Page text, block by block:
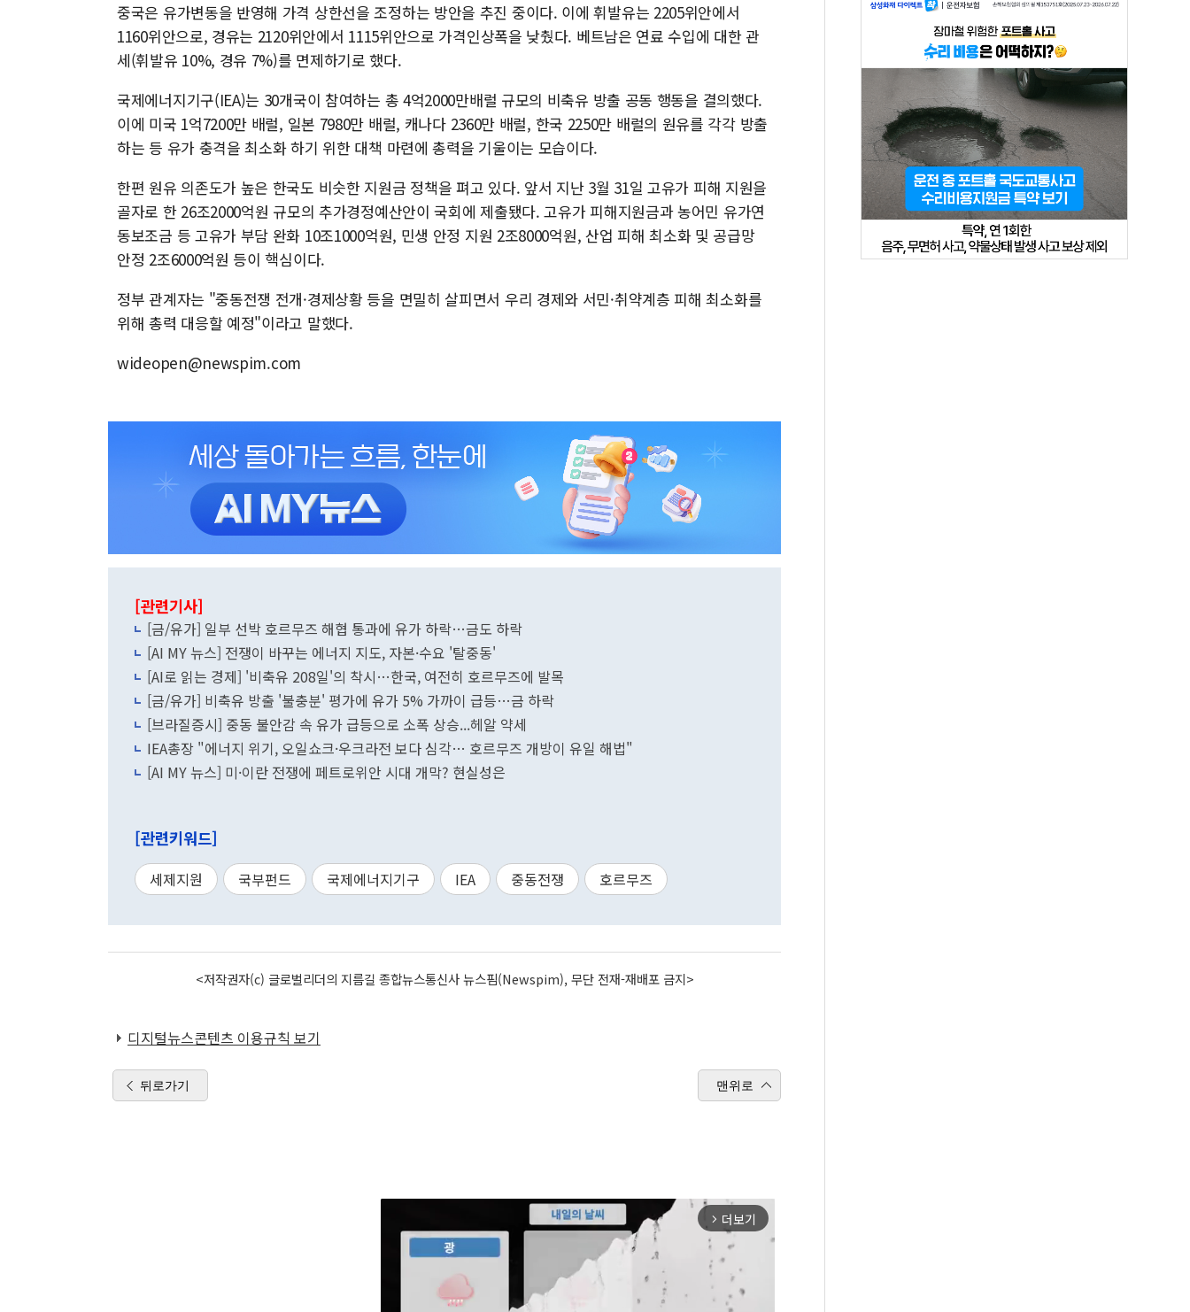
중국은 유가변동을 반영해 가격 상한선을 조정하는 방안을 추진 중이다. 이에 휘발유는 2205위안에서
1160위안으로, 경유는 2120위안에서 1115위안으로 가격인상폭을 낮췄다. 베트남은 연료 수입에 대한 관
세(휘발유 10%, 경유 7%)를 면제하기로 했다.
국제에너지기구(IEA)는 30개국이 참여하는 총 4억2000만배럴 규모의 비축유 방출 공동 행동을 결의했다.
이에 미국 1억7200만 배럴, 일본 7980만 배럴, 캐나다 2360만 배럴, 한국 2250만 배럴의 원유를 각각 방출
하는 등 유가 충격을 최소화 하기 위한 대책 마련에 총력을 기울이는 모습이다.
한편 원유 의존도가 높은 한국도 비슷한 지원금 정책을 펴고 있다. 앞서 지난 3월 31일 고유가 피해 지원을
골자로 한 26조2000억원 규모의 추가경정예산안이 국회에 제출됐다. 고유가 피해지원금과 농어민 유가연
동보조금 등 고유가 부담 완화 10조1000억원, 민생 안정 지원 2조8000억원, 산업 피해 최소화 및 공급망
안정 2조6000억원 등이 핵심이다.
정부 관계자는 "중동전쟁 전개·경제상황 등을 면밀히 살피면서 우리 경제와 서민·취약계층 피해 최소화를
위해 총력 대응할 예정"이라고 말했다.
wideopen@newspim.com
[관련기사]
[금/유가] 일부 선박 호르무즈 해협 통과에 유가 하락…금도 하락
[AI MY 뉴스] 전쟁이 바꾸는 에너지 지도, 자본·수요 '탈중동'
[AI로 읽는 경제] '비축유 208일'의 착시…한국, 여전히 호르무즈에 발목
[금/유가] 비축유 방출 '불충분' 평가에 유가 5% 가까이 급등…금 하락
[브라질증시] 중동 불안감 속 유가 급등으로 소폭 상승...헤알 약세
IEA총장 "에너지 위기, 오일쇼크·우크라전 보다 심각… 호르무즈 개방이 유일 해법"
[AI MY 뉴스] 미·이란 전쟁에 페트로위안 시대 개막? 현실성은
[관련키워드]
세제지원 국부펀드 국제에너지기구 IEA 중동전쟁 호르무즈
<저작권자(c) 글로벌리더의 지름길 종합뉴스통신사 뉴스핌(Newspim), 무단 전재-재배포 금지>
디지털뉴스콘텐츠 이용규칙 보기
뒤로가기 맨위로
arrow_forward_ios 더보기